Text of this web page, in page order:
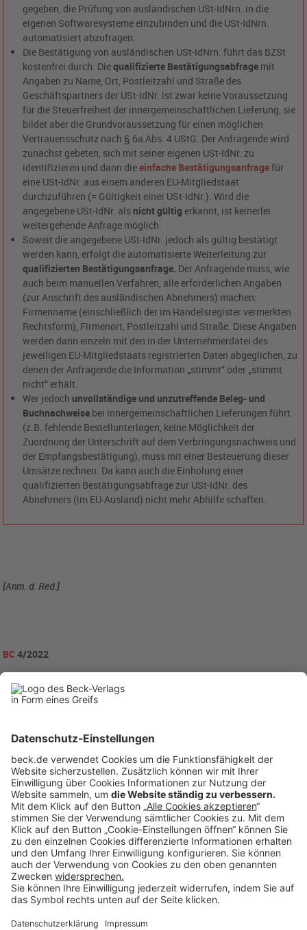
gegeben, die Prüfung von ausländischen USt-IdNrn. in die
eigenen Softwaresysteme einzubinden und die USt-IdNrn.
automatisiert abzufragen.
Die Bestätigung von ausländischen USt-IdNrn. führt das BZSt
kostenfrei durch. Diequalifizierte Bestätigungsabfrage mit
Angaben zu Name, Ort, Postleitzahl und Straße des
Geschäftspartners der USt-IdNr. ist zwar keine Voraussetzung
für die Steuerfreiheit der innergemeinschaftlichen Lieferung, sie
bildet aber die Grundvoraussetzung für einen möglichen
Vertrauensschutz nach § 6a Abs. 4 UStG. Der Anfragende wird
zunächst gebeten, sich mit seiner eigenen USt-IdNr. zu
identifizieren und dann dieeinfache Bestätigungsanfragefür
eine USt-IdNr. aus einem anderen EU-Mitgliedstaat
durchzuführen (= Gültigkeit einer USt-IdNr.). Wird die
angegebene USt-IdNr. als nicht gültig erkannt, ist keinerlei
weitergehende Anfrage möglich.
Soweit die angegebene USt-IdNr. jedoch als gültig bestätigt
werden kann, erfolgt die automatisierte Weiterleitung zur
qualifizierten Bestätigungsanfrage. Der Anfragende muss, wie
auch beim manuellen Verfahren, alle erforderlichen Angaben
(zur Anschrift des ausländischen Abnehmers) machen:
Firmenname (einschließlich der im Handelsregister vermerkten
Rechtsform), Firmenort, Postleitzahl und Straße. Diese Angaben
werden dann einzeln mit den in der Unternehmerdatei des
jeweiligen EU-Mitgliedstaats registrierten Daten abgeglichen, zu
denen der Anfragende die Information „stimmt“ oder „stimmt
nicht“ erhält.
Wer jedoch unvollständige und unzutreffende Beleg- und
Buchnachweise bei innergemeinschaftlichen Lieferungen führt
(z.B. fehlende Bestellunterlagen, keine Möglichkeit der
Zuordnung der Unterschrift auf dem Verbringungsnachweis und
der Empfangsbestätigung), muss mit einer Besteuerung dieser
Umsätze rechnen. Da kann auch die Einholung einer
qualifizierten Bestätigungsabfrage zur USt-IdNr. des
Abnehmers (im EU-Ausland) nicht mehr Abhilfe schaffen.
[Anm. d. Red.]
BC4/2022
becklink446991
Anzeigen